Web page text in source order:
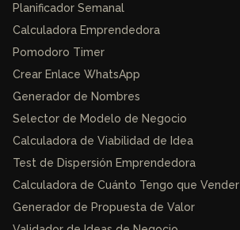
Planificador Semanal
Calculadora Emprendedora
Pomodoro Timer
Crear Enlace WhatsApp
Generador de Nombres
Selector de Modelo de Negocio
Calculadora de Viabilidad de Idea
Test de Dispersión Emprendedora
Calculadora de Cuánto Tengo que Vender
Generador de Propuesta de Valor